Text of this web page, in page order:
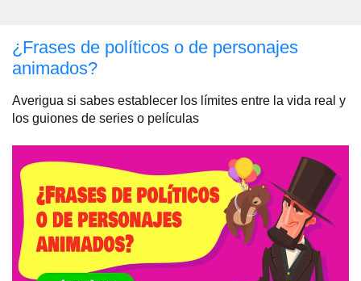
¿Frases de políticos o de personajes
animados?
Averigua si sabes establecer los límites entre la vida real y
los guiones de series o películas